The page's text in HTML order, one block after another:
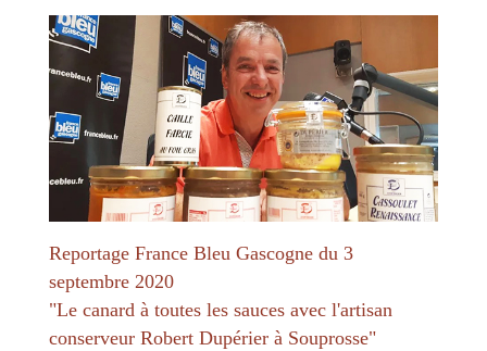
Reportage France Bleu Gascogne du 3
septembre 2020
"Le canard à toutes les sauces avec l'artisan
conserveur Robert Dupérier à Souprosse"